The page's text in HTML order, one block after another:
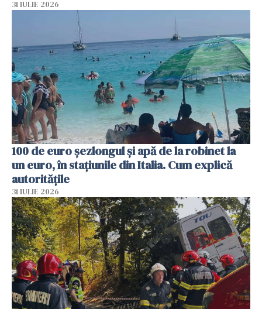
31 IULIE 2026
100 de euro șezlongul și apă de la robinet la
un euro, în stațiunile din Italia. Cum explică
autoritățile
31 IULIE 2026